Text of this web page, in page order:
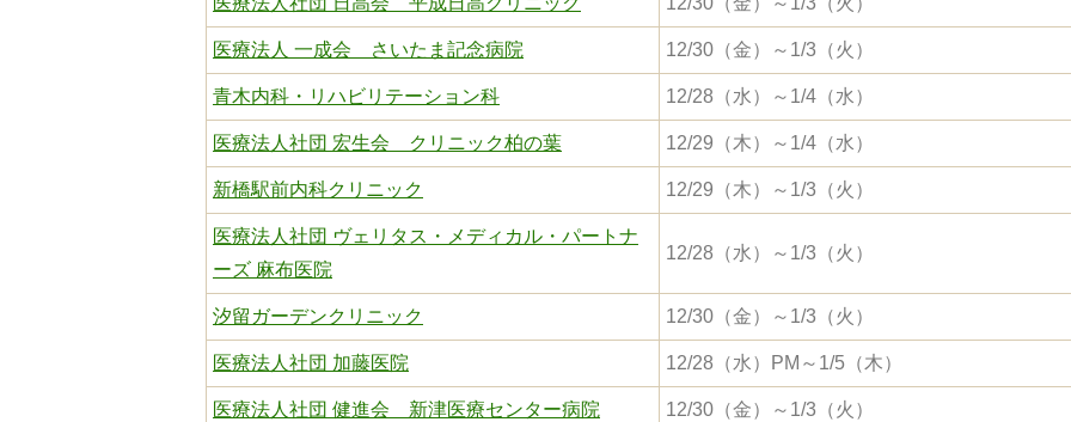
医療法人 一成会 さいたま記念病院 12/30（金）～1/3（火）
青木内科・リハビリテーション科 12/28（水）～1/4（水）
医療法人社団 宏生会 クリニック柏の葉 12/29（木）～1/4（水）
新橋駅前内科クリニック 12/29（木）～1/3（火）
医療法人社団 ヴェリタス・メディカル・パートナ
ーズ 麻布医院
12/28（水）～1/3（火）
汐留ガーデンクリニック 12/30（金）～1/3（火）
医療法人社団 加藤医院 12/28（水）PM～1/5（木）
医療法人社団 健進会 新津医療センター病院 12/30（金）～1/3（火）